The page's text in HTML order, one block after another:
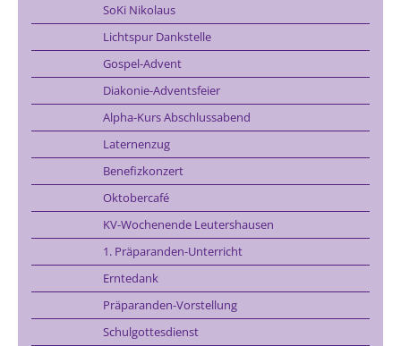
SoKi Nikolaus
Lichtspur Dankstelle
Gospel-Advent
Diakonie-Adventsfeier
Alpha-Kurs Abschlussabend
Laternenzug
Benefizkonzert
Oktobercafé
KV-Wochenende Leutershausen
1. Präparanden-Unterricht
Erntedank
Präparanden-Vorstellung
Schulgottesdienst